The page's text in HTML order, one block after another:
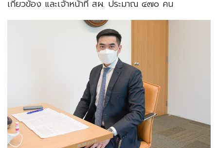
เกี่ยวข้อง และเจ้าหน้าที่ สผ. ประมาณ ๔๗๐ คน